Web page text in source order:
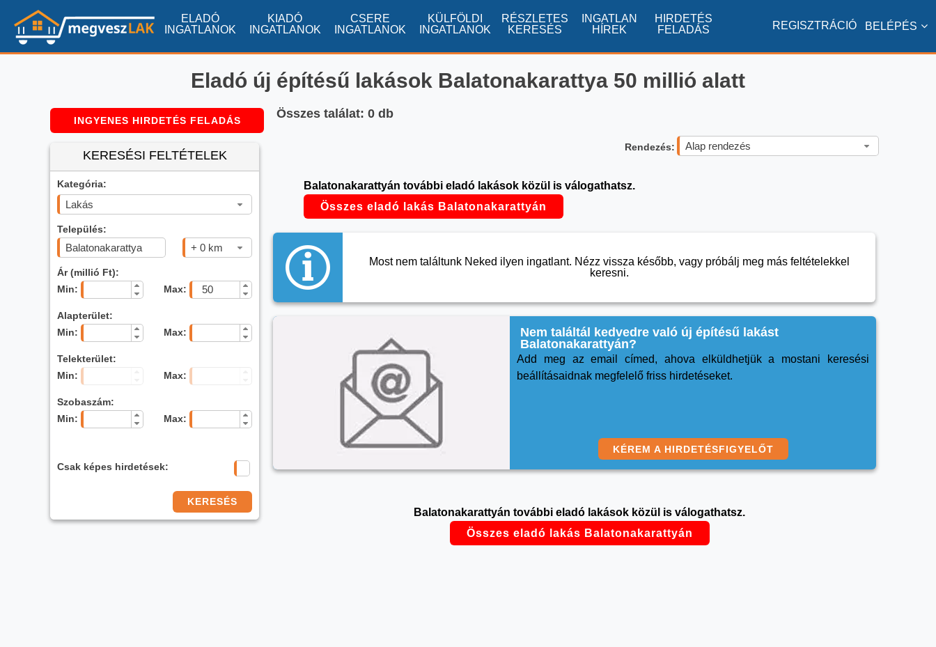
ELADÓ
INGATLANOK
KIADÓ
INGATLANOK
CSERE
INGATLANOK
KÜLFÖLDI
INGATLANOK
RÉSZLETES
KERESÉS
INGATLAN
HÍREK
HIRDETÉS
FELADÁS
BELÉPÉS
REGISZTRÁCIÓ
Eladó új építésű lakások Balatonakarattya 50 millió alatt
INGYENES HIRDETÉS FELADÁS
KERESÉSI FELTÉTELEK
Kategória:
Lakás
Település:
+ 0 km
Ár (millió Ft):
Min:
Max:
Alapterület:
Min:
Max:
Telekterület:
Min:
Max:
Szobaszám:
Min:
Max:
Csak képes hirdetések:
Rendezés: Alap rendezés
KERESÉS
Összes találat: 0 db
Balatonakarattyán további eladó lakások közül is válogathatsz.
Összes eladó lakás Balatonakarattyán
Most nem találtunk Neked ilyen ingatlant. Nézz vissza később, vagy próbálj meg más feltételekkel
keresni.
Nem találtál kedvedre való új építésű lakást
Balatonakarattyán?
Add meg az email címed, ahova elküldhetjük a mostani keresési
beállításaidnak megfelelő friss hirdetéseket.
KÉREM A HIRDETÉSFIGYELŐT
Balatonakarattyán további eladó lakások közül is válogathatsz.
Összes eladó lakás Balatonakarattyán